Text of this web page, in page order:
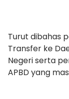
Turut dibahas
Transfer ke
Negeri serta
APBD yang